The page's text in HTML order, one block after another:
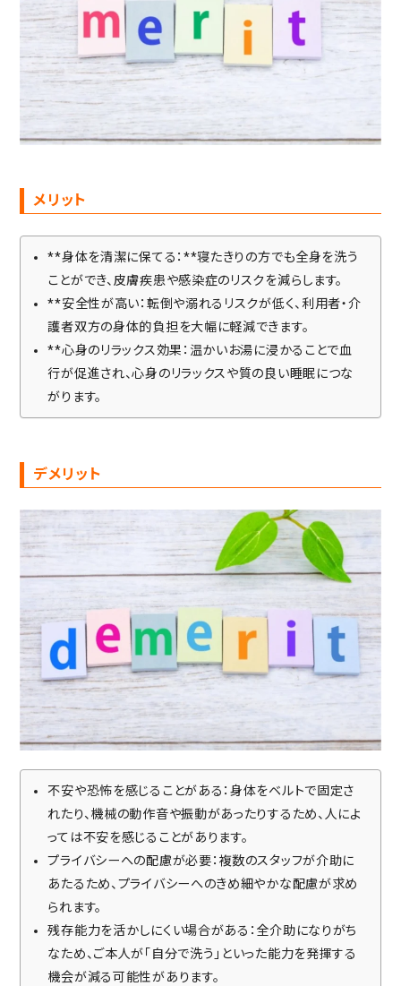
メリット
**身体を清潔に保てる：**寝たきりの方でも全身を洗う
ことができ、皮膚疾患や感染症のリスクを減らします。
**安全性が高い：転倒や溺れるリスクが低く、利用者・介
護者双方の身体的負担を大幅に軽減できます。
**心身のリラックス効果：温かいお湯に浸かることで血
行が促進され、心身のリラックスや質の良い睡眠につな
がります。
デメリット
不安や恐怖を感じることがある：身体をベルトで固定さ
れたり、機械の動作音や振動があったりするため、人によ
っては不安を感じることがあります。
プライバシーへの配慮が必要：複数のスタッフが介助に
あたるため、プライバシーへのきめ細やかな配慮が求め
られます。
残存能力を活かしにくい場合がある：全介助になりがち
なため、ご本人が「自分で洗う」といった能力を発揮する
機会が減る可能性があります。